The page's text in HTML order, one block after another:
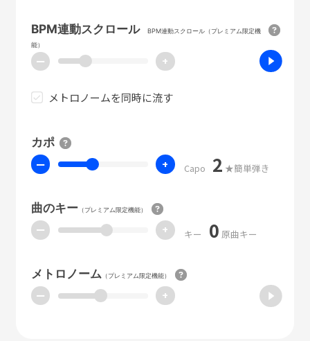
BPM連動スクロール
BPM連動スクロール（プレミアム限定機
能）
ー +
メトロノームを同時に流す
カポ
ー + Capo 2 ★簡単弾き
曲のキー（プレミアム限定機能）
ー + キー 0 原曲キー
メトロノーム （プレミアム限定機能）
ー +